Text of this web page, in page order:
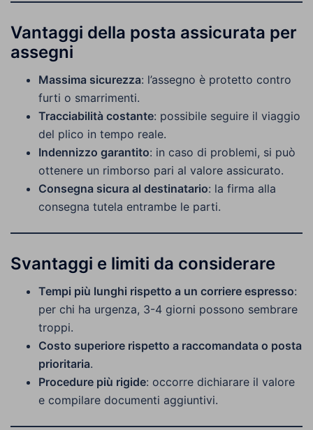
Vantaggi della posta assicurata per
assegni
Massima sicurezza: l’assegno è protetto contro
furti o smarrimenti.
Tracciabilità costante: possibile seguire il viaggio
del plico in tempo reale.
Indennizzo garantito: in caso di problemi, si può
ottenere un rimborso pari al valore assicurato.
Consegna sicura al destinatario: la firma alla
consegna tutela entrambe le parti.
Svantaggi e limiti da considerare
Tempi più lunghi rispetto a un corriere espresso:
per chi ha urgenza, 3-4 giorni possono sembrare
troppi.
Costo superiore rispetto a raccomandata o posta
prioritaria.
Procedure più rigide: occorre dichiarare il valore
e compilare documenti aggiuntivi.